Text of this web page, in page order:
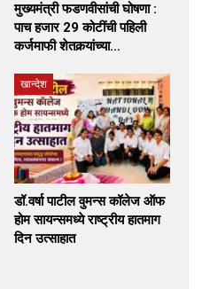
मुख्यमंत्री फडणवीसांची घोषणा :
पाच हजार 29 कोटींची पहिली
कर्जमाफी शेतकर्‍यांच्या…
खान्देश
डॉ.वर्षा पाटील वुमन्स कॉलेज ऑफ
होम सायन्समध्ये राष्ट्रीय हातमाग
दिन उत्साहात